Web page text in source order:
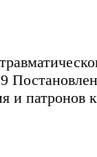
и патронов